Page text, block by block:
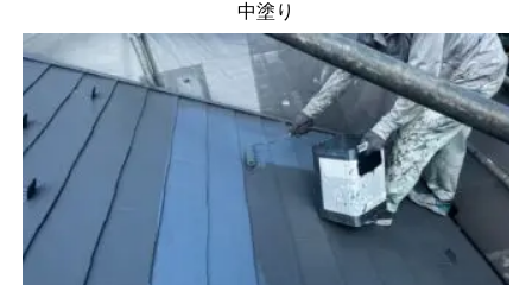
中塗り